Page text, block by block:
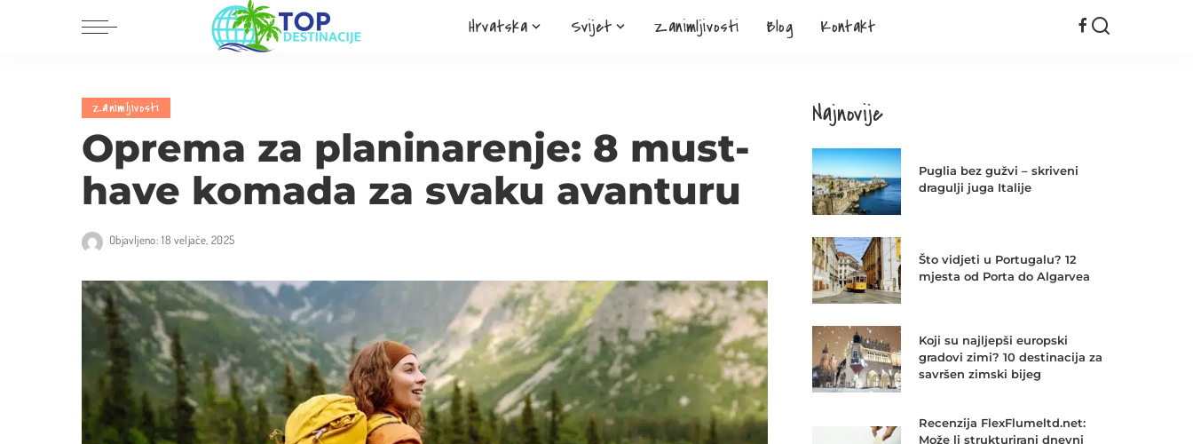
Hrvatska
Istra i Kvarner
Središnja Hrvatska
Slavonija i Baranja
Svijet
Amerika
Azija
Afrika
Australija
Zanimljivosti Blog Kontakt
Zanimljivosti
Oprema za planinarenje: 8 must-
have komada za svaku avanturu
Objavljeno: 18 veljače, 2025
Najnovije
Puglia bez gužvi – skriveni
dragulji juga Italije
Što vidjeti u Portugalu? 12
mjesta od Porta do Algarvea
Koji su najljepši europski
gradovi zimi? 10 destinacija za
savršen zimski bijeg
Recenzija FlexFlumeltd.net:
Može li strukturirani dnevni